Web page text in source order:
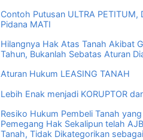
Contoh Putusan ULTRA
Pidana MATI
Hilangnya Hak Atas Tanah Akibat
Tahun, Bukanlah Sebatas Aturan
Aturan Hukum LEASING TANAH
Lebih Enak menjadi KORUPTOR
Resiko Hukum Pembeli Tanah
Pemegang Hak Sekalipun telah
Tanah, Tidak Dikategorikan